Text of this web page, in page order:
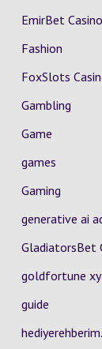
EmirBet Casino
Fashion
FoxSlots
Gambling
Game
games
Gaming
generative ai
GladiatorsBet
goldfortune
guide